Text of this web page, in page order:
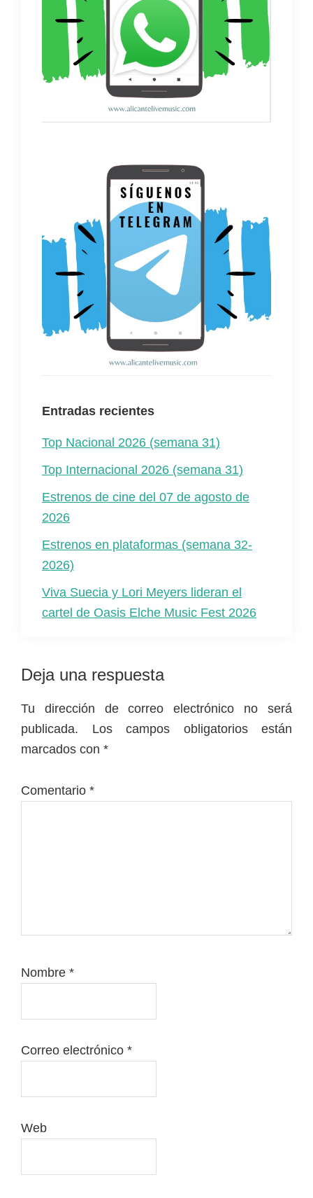
Entradas recientes
Top Nacional 2026 (semana 31)
Top Internacional 2026 (semana 31)
Estrenos de cine del 07 de agosto de
2026
Estrenos en plataformas (semana 32-
2026)
Viva Suecia y Lori Meyers lideran el
cartel de Oasis Elche Music Fest 2026
Interacciones
con
los
lectores
Deja una respuesta
Tu dirección de correo electrónico no será
publicada.
Los campos obligatorios están
marcados con *
Comentario *
Nombre *
Correo electrónico *
Web